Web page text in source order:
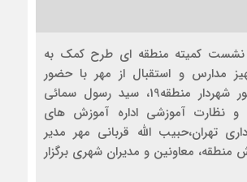
نشست کمیته منطقه ای طرح کمک به
مدارس و استقبال از مهر با حضور
حسین اخگر پور شهردار منطقه19، سید رسول سمائی
و نظارت آموزشی اداره آموزش های
تهران،حبیب الله قربانی مهر مدیر
معاونین و مدیران شهری برگزار